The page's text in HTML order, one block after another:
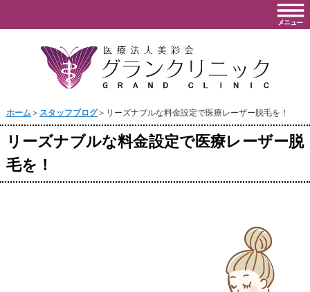
ホーム＞ スタッフブログ＞リーズナブルな料金設定で医療レーザー脱毛を！
リーズナブルな料金設定で医療レーザー脱
毛を！